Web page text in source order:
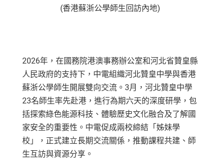
(香港蘇浙公學師生回訪內地)
2026年，在國務院港澳事務辦公室和河北省贊皇縣
人民政府的支持下，中電組織河北贊皇中學與香港
蘇浙公學師生開展雙向交流。3月，河北贊皇中學
23名師生率先赴港，進行為期六天的深度研學，包
括探索綠色能源科技、體驗歷史文化融合及了解國
家安全的重要性。中電促成兩校締結「姊妹學
校」，正式建立長期交流關係，推動課程共建、師
生互訪與資源分享。